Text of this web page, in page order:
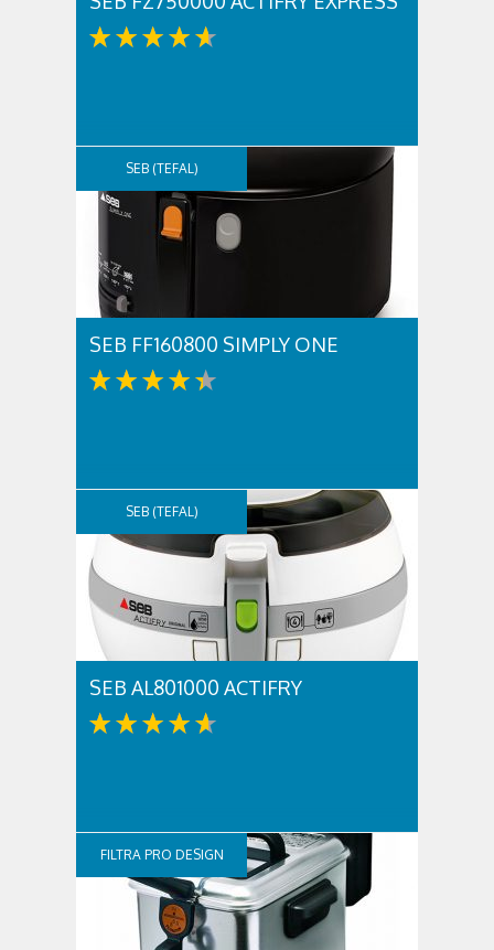
SEB (TEFAL)
SEB FF160800 SIMPLY ONE
SEB (TEFAL)
SEB AL801000 ACTIFRY
FILTRA PRO DESIGN